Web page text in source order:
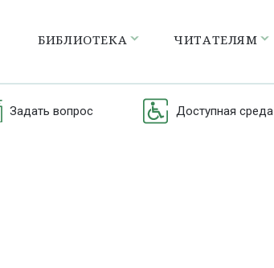
БИБЛИОТЕКА ЧИТАТЕЛЯМ
Задать вопрос Доступная среда